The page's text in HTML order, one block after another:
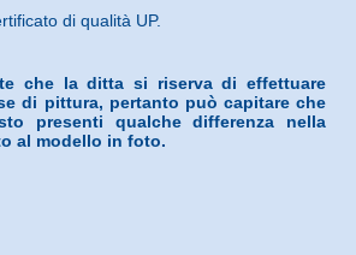
di qualità UP.
che la ditta si riserva di effettuare
di pittura, pertanto può capitare che
presenti qualche differenza nella
al modello in foto.